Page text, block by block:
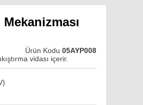
Ürün Kodu05AYP008
vidası içerir.
)